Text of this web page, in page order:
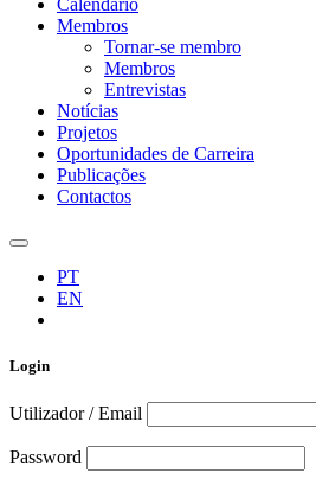
Calendário
Membros
Tornar-se membro
Membros
Entrevistas
Notícias
Projetos
Oportunidades de Carreira
Publicações
Contactos
PT
EN
Login
Utilizador / Email
Password